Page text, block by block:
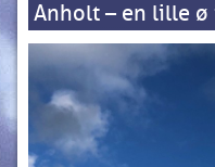
Anholt – en lille ø